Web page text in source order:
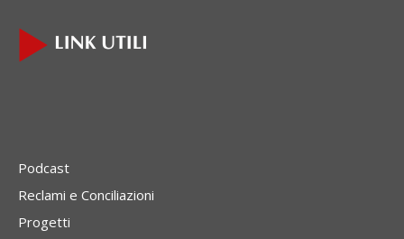
Podcast
Reclami e Conciliazioni
Progetti